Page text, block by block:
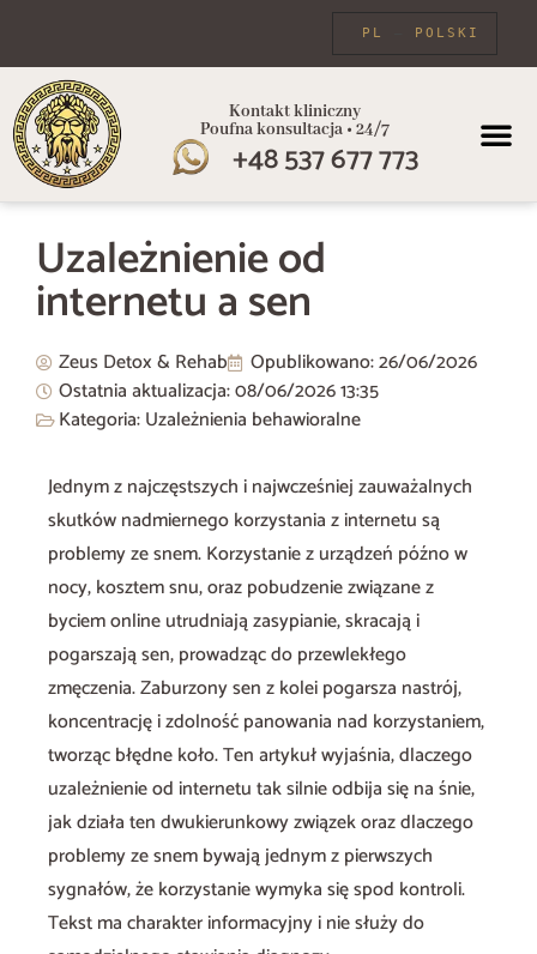
POLSKI
PL
Kontakt kliniczny
Poufna konsultacja • 24/7
+48 537 677 773
Uzależnienie od
internetu a sen
Zeus Detox & Rehab Opublikowano:26/06/2026
Ostatnia aktualizacja: 08/06/202613:35
Kategoria:Uzależnienia behawioralne
Jednym z najczęstszych i najwcześniej zauważalnych
skutków nadmiernego korzystania z internetu są
problemy ze snem. Korzystanie z urządzeń późno w
nocy, kosztem snu, oraz pobudzenie związane z
byciem online utrudniają zasypianie, skracają i
pogarszają sen, prowadząc do przewlekłego
zmęczenia. Zaburzony sen z kolei pogarsza nastrój,
koncentrację i zdolność panowania nad korzystaniem,
tworząc błędne koło. Ten artykuł wyjaśnia, dlaczego
uzależnienie od internetu tak silnie odbija się na śnie,
jak działa ten dwukierunkowy związek oraz dlaczego
problemy ze snem bywają jednym z pierwszych
sygnałów, że korzystanie wymyka się spod kontroli.
Tekst ma charakter informacyjny i nie służy do